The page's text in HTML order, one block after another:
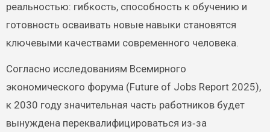
реальностью: гибкость, способность к обучению и
готовность осваивать новые навыки становятся
ключевыми качествами современного человека.
Согласно исследованиям Всемирного
экономического форума (Future of Jobs Report 2025),
к 2030 году значительная часть работников будет
вынуждена переквалифицироваться из‑за